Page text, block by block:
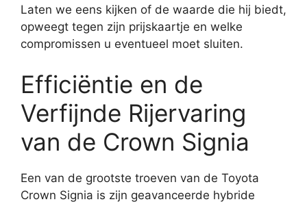
Laten we eens kijken of de waarde die hij biedt,
opweegt tegen zijn prijskaartje en welke
compromissen u eventueel moet sluiten.
Efficiëntie en de
Verfijnde Rijervaring
van de Crown Signia
Een van de grootste troeven van de Toyota
Crown Signia is zijn geavanceerde hybride